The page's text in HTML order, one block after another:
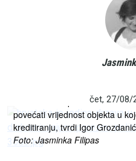
čet, 27/08/
ostati veći dio prihoda za
povećati vrijednost objekta u
kreditiranju, tvrdi Igor Grozdanić
Foto: Jasminka Filipas